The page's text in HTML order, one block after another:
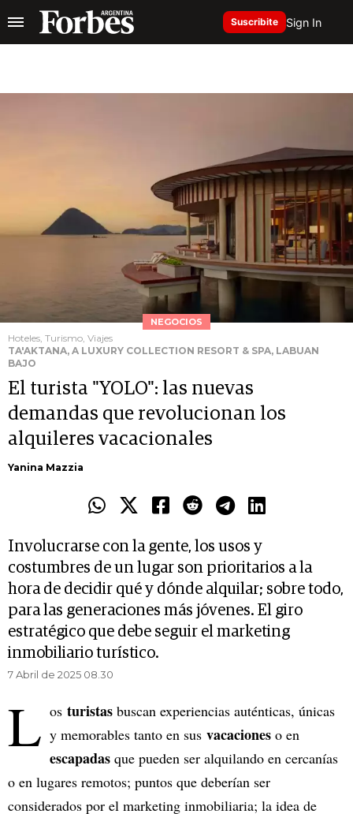
Suscribite Sign In
NEGOCIOS
Hoteles, Turismo, Viajes
TA'AKTANA, A LUXURY COLLECTION RESORT & SPA, LABUAN
BAJO
El turista "YOLO": las nuevas
demandas que revolucionan los
alquileres vacacionales
Yanina Mazzia
Involucrarse con la gente, los usos y
costumbres de un lugar son prioritarios a la
hora de decidir qué y dónde alquilar; sobre todo,
para las generaciones más jóvenes. El giro
estratégico que debe seguir el marketing
inmobiliario turístico.
7 Abril de 2025 08.30
L os turistas buscan experiencias auténticas, únicas
y memorables tanto en sus vacaciones o en
escapadas que pueden ser alquilando en cercanías
o en lugares remotos; puntos que deberían ser
considerados por el marketing inmobiliaria; la idea de